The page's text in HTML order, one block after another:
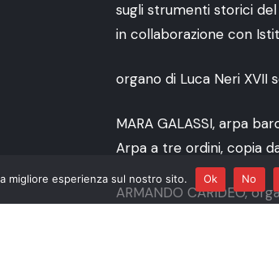
sugli strumenti storici
in collaborazione con
organo di Luca Neri XVII
MARA GALASSI, arpa
Arpa a tre ordini, copia
ARMANDO CARIDEO,
migliore esperienza sul nostro sito. Ok No